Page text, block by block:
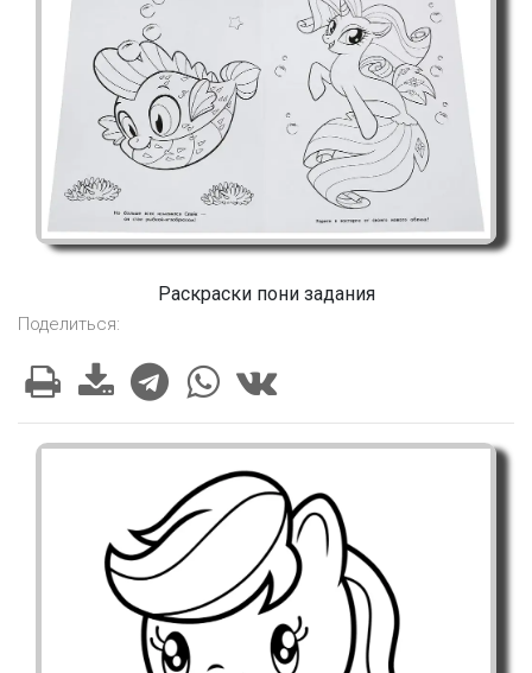
Раскраски пони задания
Поделиться: